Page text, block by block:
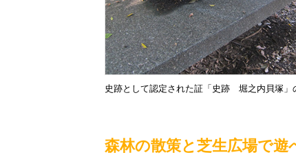
史跡として認定された証「史跡 堀之内貝塚」
森林の散策と芝生広場で遊